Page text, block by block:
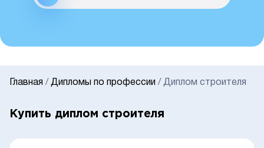
Главная / Дипломы по профессии / Диплом строителя
Купить диплом строителя